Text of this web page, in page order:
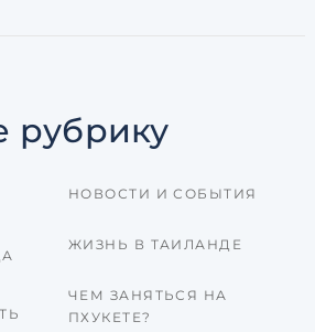
рубрику
НОВОСТИ И СОБЫТИЯ
ЖИЗНЬ В ТАИЛАНДЕ
ЧЕМ ЗАНЯТЬСЯ НА
ПХУКЕТЕ?